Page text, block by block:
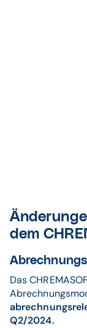
dem
Das
Q2/2024.